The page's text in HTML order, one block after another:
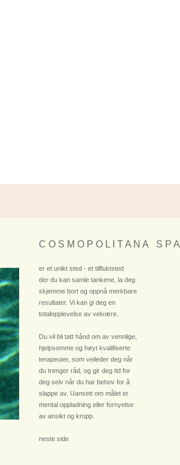
C O S M O P O L I T A N A S P A
er et unikt sted - et tilfluktsted
der du kan samle tankene, la deg
skjemme bort og oppnå merkbare
resultater. Vi kan gi deg en
totalopplevelse av velvære.
Du vil bli tatt hånd om av vennlige,
hjelpsomme og høyt kvalifiserte
terapeuter, som veileder deg når
du trenger råd, og gir deg tid for
deg selv når du har behov for å
slappe av. Uansett om målet er
mental oppladning eller fornyelse
av ansikt og kropp.
neste side